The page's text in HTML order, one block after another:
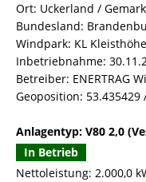
Ort: Uckerland /
Bundesland:
Windpark: KL Kleisthöhe
Inbetriebnahme:
Betreiber: ENERTRAG
Geoposition: 53.435429
Anlagentyp: V80 2,0
In Betrieb
Nettoleistung: 2.000,0